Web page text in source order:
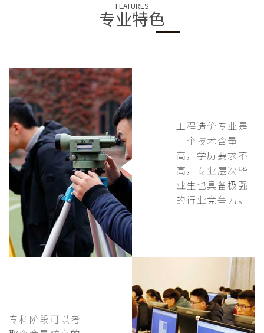
FEATURES
专业特色
工程造价专业是
一个技术含量
高，学历要求不
高，专业层次毕
业生也具备极强
的行业竞争力。
专科阶段可以考